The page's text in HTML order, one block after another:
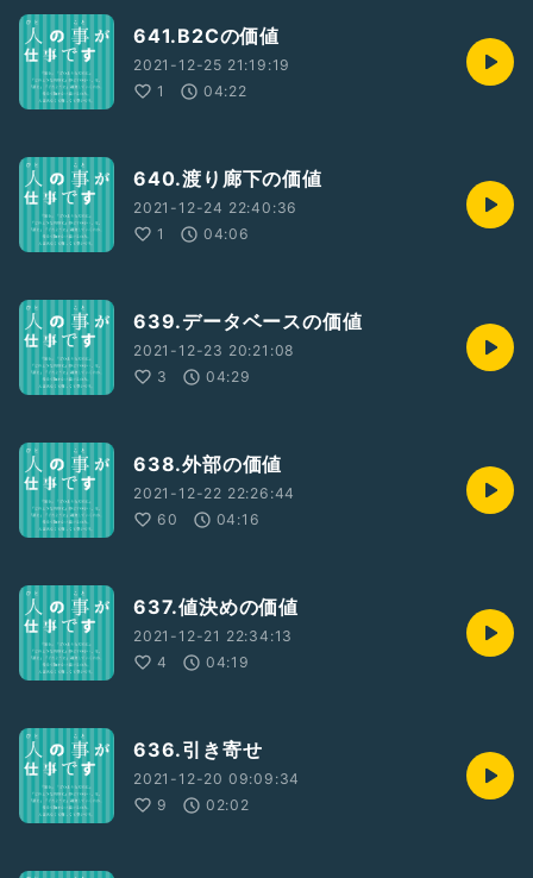
641.B2Cの価値
2021-12-25 21:19:19
1
04:22
640.渡り廊下の価値
2021-12-24 22:40:36
1
04:06
639.データベースの価値
2021-12-23 20:21:08
3
04:29
638.外部の価値
2021-12-22 22:26:44
60
04:16
637.値決めの価値
2021-12-21 22:34:13
4
04:19
636.引き寄せ
2021-12-20 09:09:34
9
02:02